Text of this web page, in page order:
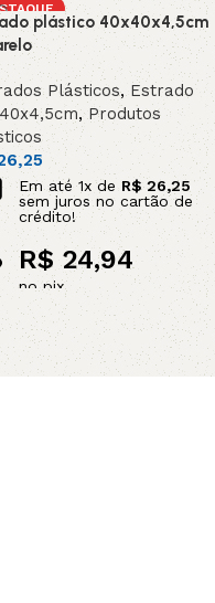
plástico 40x40x4,5cm
Plásticos, Estrado
,Produtos
Em até1x de R$26,25
sem juros no cartão de
crédito!
R$ 24,94
no pix
ao carrinho